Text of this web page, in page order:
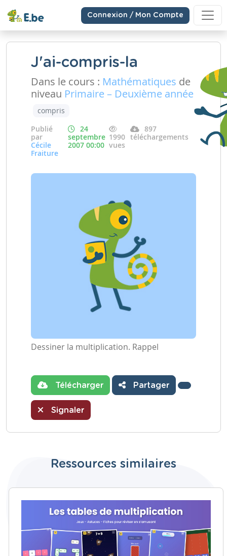
Connexion / Mon Compte
J'ai-compris-la
Dans le cours : Mathématiques de
niveau Primaire – Deuxième année
compris
Publié
par
Cécile
Fraiture
24
septembre
2007 00:00
1990
vues
897
téléchargements
Dessiner la multiplication. Rappel
Télécharger Partager
Signaler
Ressources similaires